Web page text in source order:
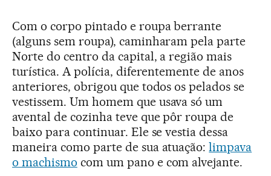
Com o corpo pintado e roupa berrante
(alguns sem roupa), caminharam pela parte
Norte do centro da capital, a região mais
turística. A polícia, diferentemente de anos
anteriores, obrigou que todos os pelados se
vestissem. Um homem que usava só um
avental de cozinha teve que pôr roupa de
baixo para continuar. Ele se vestia dessa
maneira como parte de sua atuação:limpava
o machismo com um pano e com alvejante.